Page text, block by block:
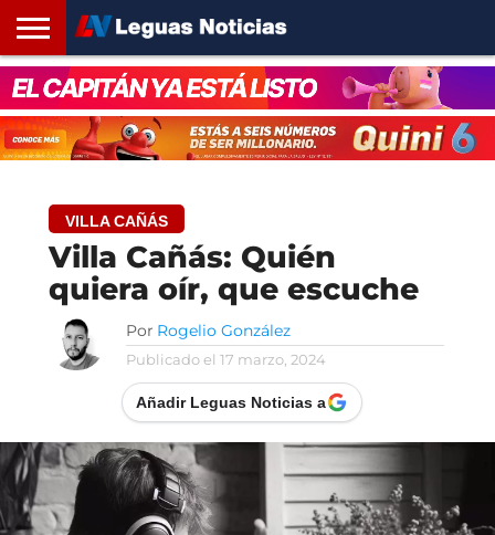
INICIO
SANTA
FE
ROSARIO24
REGIONES
ARGENTINA
OPINIÓN
CONTACTO
VILLA CAÑÁS
Villa Cañás: Quién
quiera oír, que escuche
Por Rogelio González
Publicado el 17 marzo, 2024
Añadir Leguas Noticias a